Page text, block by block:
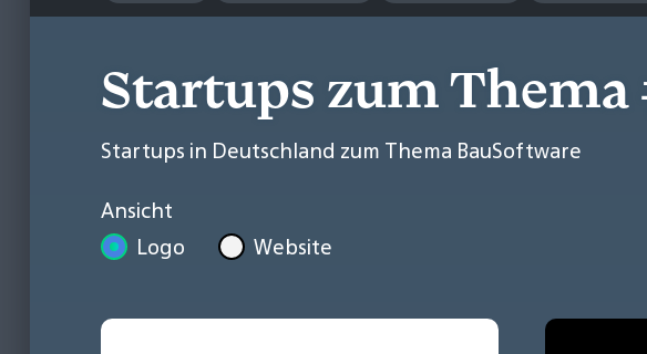
Startups zum
Startups in Deutschland zum Thema BauSoftware
Ansicht
Logo
Website